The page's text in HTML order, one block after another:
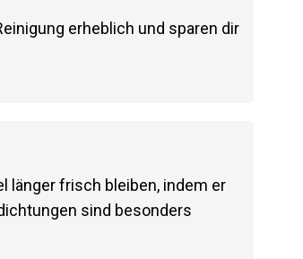
erheblich und sparen dir
länger frisch bleiben, indem er
sind besonders